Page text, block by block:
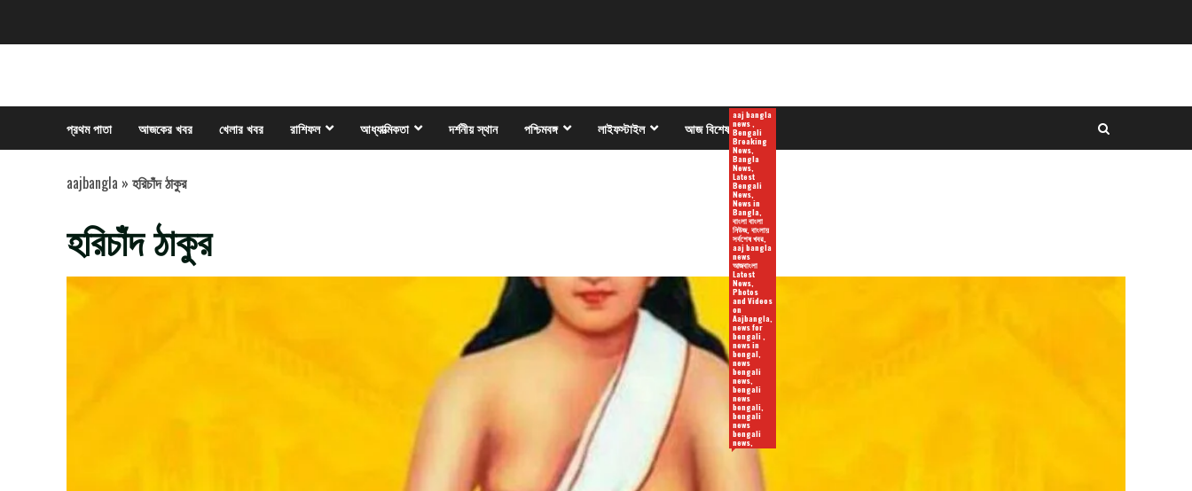
প্রথম পাতা আজকের খবর খেলার খবর রাশিফল আধ্যাত্মিকতা দর্শনীয় স্থান পশ্চিমবঙ্গ লাইফস্টাইল আজ বিশেষ
aaj bangla
news ,
Bengali
Breaking
News,
Bangla
News,
Latest
Bengali
News,
News in
Bangla,
বাংলা বাংলা
নিউজ, বাংলায়
সর্বশেষ খবর,
aaj bangla
news
আজবাংলা
Latest
News,
Photos
and Videos
on
Aajbangla,
news for
bengali ,
news in
bengal,
news
bengali
news,
bengali
news
bengali,
bengali
news
bengali
news,
aajbangla » হরিচাঁদ ঠাকুর
হরিচাঁদ ঠাকুর